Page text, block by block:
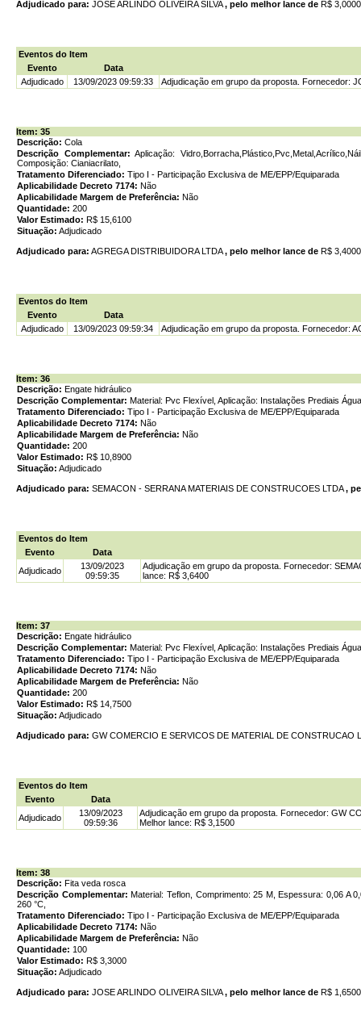
Adjudicado para: JOSE ARLINDO OLIVEIRA SILVA, pelo melhor lance de R$
Eventos do Item
Evento
Data
Adjudicado
13/09/2023 09:59:33 Adjudicação em grupo da proposta. Fornecedor:
Item: 35
Descrição: Cola
Descrição Complementar: Aplicação:
Composição: Cianiacrilato,
Tratamento Diferenciado: Tipo I - Participação Exclusiva de ME/EPP/Equiparada
Aplicabilidade Decreto 7174: Não
Aplicabilidade Margem de Preferência: Não
Quantidade: 200
Valor Estimado: R$ 15,6100
Situação: Adjudicado
Adjudicado para: AGREGA DISTRIBUIDORA LTDA, pelo melhor lance de R$
Eventos do Item
Evento
Data
Adjudicado
13/09/2023 09:59:34 Adjudicação em grupo da proposta. Fornecedor:
Item: 36
Descrição: Engate hidráulico
Descrição Complementar: Material: Pvc Flexível, Aplicação: Instalações Prediais
Tratamento Diferenciado: Tipo I - Participação Exclusiva de ME/EPP/Equiparada
Aplicabilidade Decreto 7174: Não
Aplicabilidade Margem de Preferência: Não
Quantidade: 200
Valor Estimado: R$ 10,8900
Situação: Adjudicado
Adjudicado para: SEMACON - SERRANA MATERIAIS DE CONSTRUCOES LTDA,
Eventos do Item
Evento
Data
Adjudicado
13/09/2023
09:59:35
Adjudicação em grupo da proposta. Fornecedor:
lance: R$ 3,6400
Item: 37
Descrição: Engate hidráulico
Descrição Complementar: Material: Pvc Flexível, Aplicação: Instalações Prediais
Tratamento Diferenciado: Tipo I - Participação Exclusiva de ME/EPP/Equiparada
Aplicabilidade Decreto 7174: Não
Aplicabilidade Margem de Preferência: Não
Quantidade: 200
Valor Estimado: R$ 14,7500
Situação: Adjudicado
Adjudicado para: GW COMERCIO E SERVICOS DE MATERIAL DE CONSTRUCAO
Eventos do Item
Evento
Data
Adjudicado
13/09/2023
09:59:36
Adjudicação em grupo da proposta. Fornecedor: GW
Melhor lance: R$ 3,1500
Item: 38
Descrição: Fita veda rosca
Descrição Complementar: Material: Teflon, Comprimento: 25 M, Espessura: 0,06 A
260 °C,
Tratamento Diferenciado: Tipo I - Participação Exclusiva de ME/EPP/Equiparada
Aplicabilidade Decreto 7174: Não
Aplicabilidade Margem de Preferência: Não
Quantidade: 100
Valor Estimado: R$ 3,3000
Situação: Adjudicado
Adjudicado para: JOSE ARLINDO OLIVEIRA SILVA, pelo melhor lance de R$